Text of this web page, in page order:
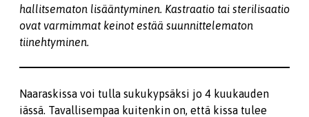
hallitsematon lisääntyminen. Kastraatio tai sterilisaatio
ovat varmimmat keinot estää suunnittelematon
tiinehtyminen.
Naaraskissa voi tulla sukukypsäksi jo 4 kuukauden
iässä. Tavallisempaa kuitenkin on, että kissa tulee